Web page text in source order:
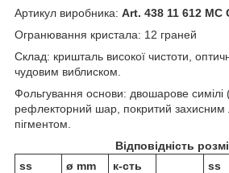
Артикул виробника: Art. 438 11 612 MC
Огранювання кристала: 12 граней
Склад: кришталь високої чистоти,
чудовим виблиском.
Фольгування основи: двошарове симілі
рефлекторний шар, покритий захисним
пігментом.
Відповідність
ss
ø mm
к-сть
ss